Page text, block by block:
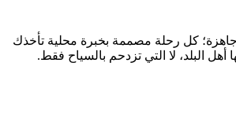
كل رحلة مصممة بخبرة محلية تأخذك
أهل البلد، لا التي تزدحم بالسياح فقط.